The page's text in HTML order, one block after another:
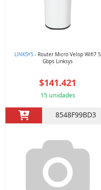
LINKSYS - Router Micro Velop Wifi7 5
Gbps Linksys
$141.421
15 unidades
8548F99BD3